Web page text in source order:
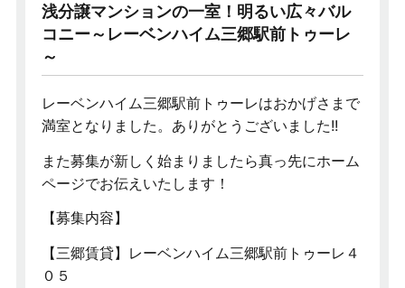
浅分譲マンションの一室！明るい広々バル
コニー～レーベンハイム三郷駅前トゥーレ
～
レーベンハイム三郷駅前トゥーレはおかげさまで
満室となりました。ありがとうございました!!
また募集が新しく始まりましたら真っ先にホーム
ページでお伝えいたします！
【募集内容】
【三郷賃貸】レーベンハイム三郷駅前トゥーレ４
０５